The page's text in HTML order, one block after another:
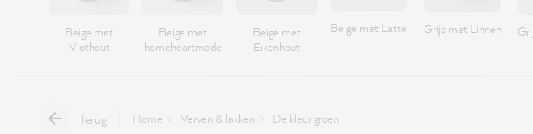
Beige met
Vlothout
Beige met
homeheartmade
Beige met
Eikenhout
Beige met Latte Grijs met Linnen
Terug Home Verven & lakken De kleur groen